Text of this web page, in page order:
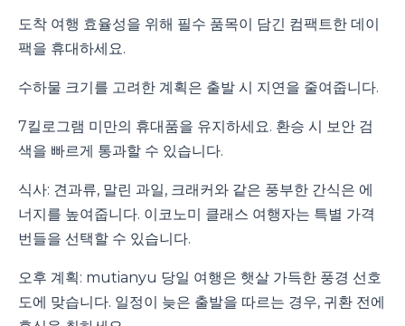
도착 여행 효율성을 위해 필수 품목이 담긴 컴팩트한 데이
팩을 휴대하세요.
수하물 크기를 고려한 계획은 출발 시 지연을 줄여줍니다.
7킬로그램 미만의 휴대품을 유지하세요. 환승 시 보안 검
색을 빠르게 통과할 수 있습니다.
식사: 견과류, 말린 과일, 크래커와 같은 풍부한 간식은 에
너지를 높여줍니다. 이코노미 클래스 여행자는 특별 가격
번들을 선택할 수 있습니다.
오후 계획: mutianyu 당일 여행은 햇살 가득한 풍경 선호
도에 맞습니다. 일정이 늦은 출발을 따르는 경우, 귀환 전에